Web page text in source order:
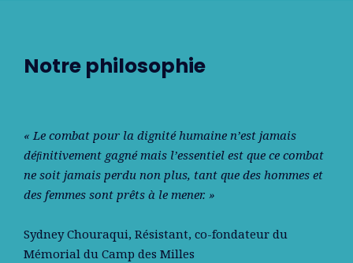
Notre philosophie
« Le combat pour la dignité humaine n’est jamais
déﬁnitivement gagné mais l’essentiel est que ce combat
ne soit jamais perdu non plus, tant que des hommes et
des femmes sont prêts à le mener. »
Sydney Chouraqui, Résistant, co-fondateur du
Mémorial du Camp des Milles